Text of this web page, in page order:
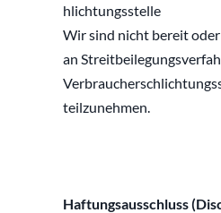
hlichtungsstelle
Wir sind nicht bereit
an
teilzunehmen.
Haftungsausschluss